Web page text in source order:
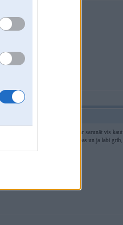
ballīti, ka maz neliekas. Var sarunāt vis kaut
ar gaiseni un visādas izdarības un ja labi grib,